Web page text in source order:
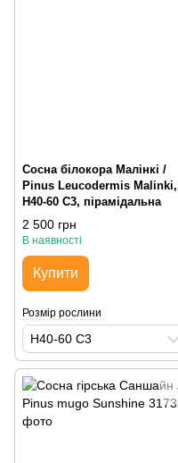
Сосна білокора Малінкі /
Pinus Leucodermis Malinki,
H40-60 С3, пірамідальна
2 500 грн
В наявності
Купити
Розмір рослини
H40-60 С3